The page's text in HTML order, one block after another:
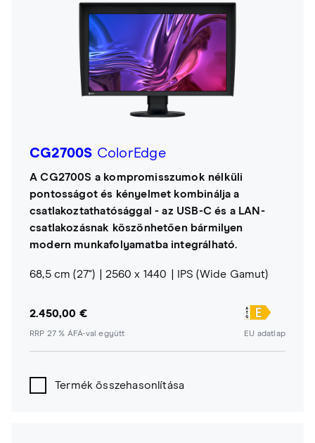
CG2700S ColorEdge
A CG2700S a kompromisszumok nélküli
pontosságot és kényelmet kombinálja a
csatlakoztathatósággal - az USB-C és a LAN-
csatlakozásnak köszönhetően bármilyen
modern munkafolyamatba integrálható.
68,5 cm (27") 2560 x 1440 IPS (Wide Gamut)
2.450,00 €
RRP 27 % ÁFÁ-val együtt EU adatlap
Termék összehasonlítása